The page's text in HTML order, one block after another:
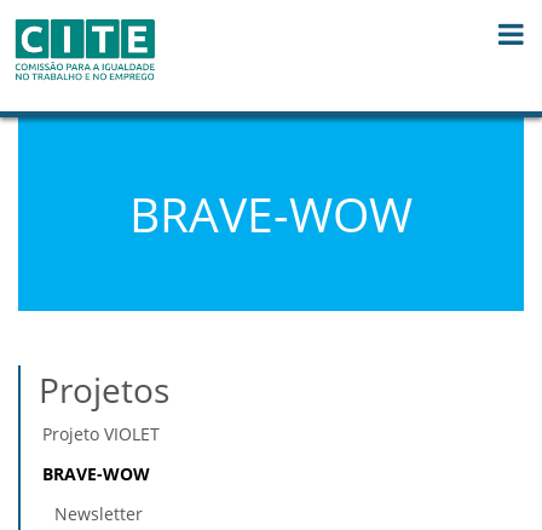
BRAVE-WOW
Projetos
Projeto VIOLET
BRAVE-WOW
Newsletter